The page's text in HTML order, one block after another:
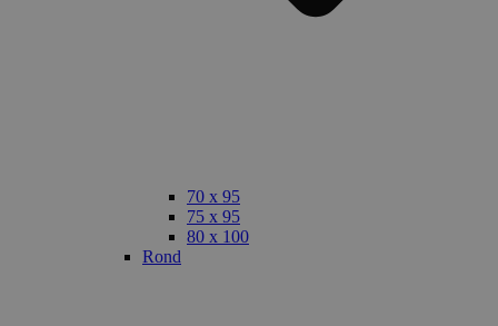
70 x 95
75 x 95
80 x 100
Rond